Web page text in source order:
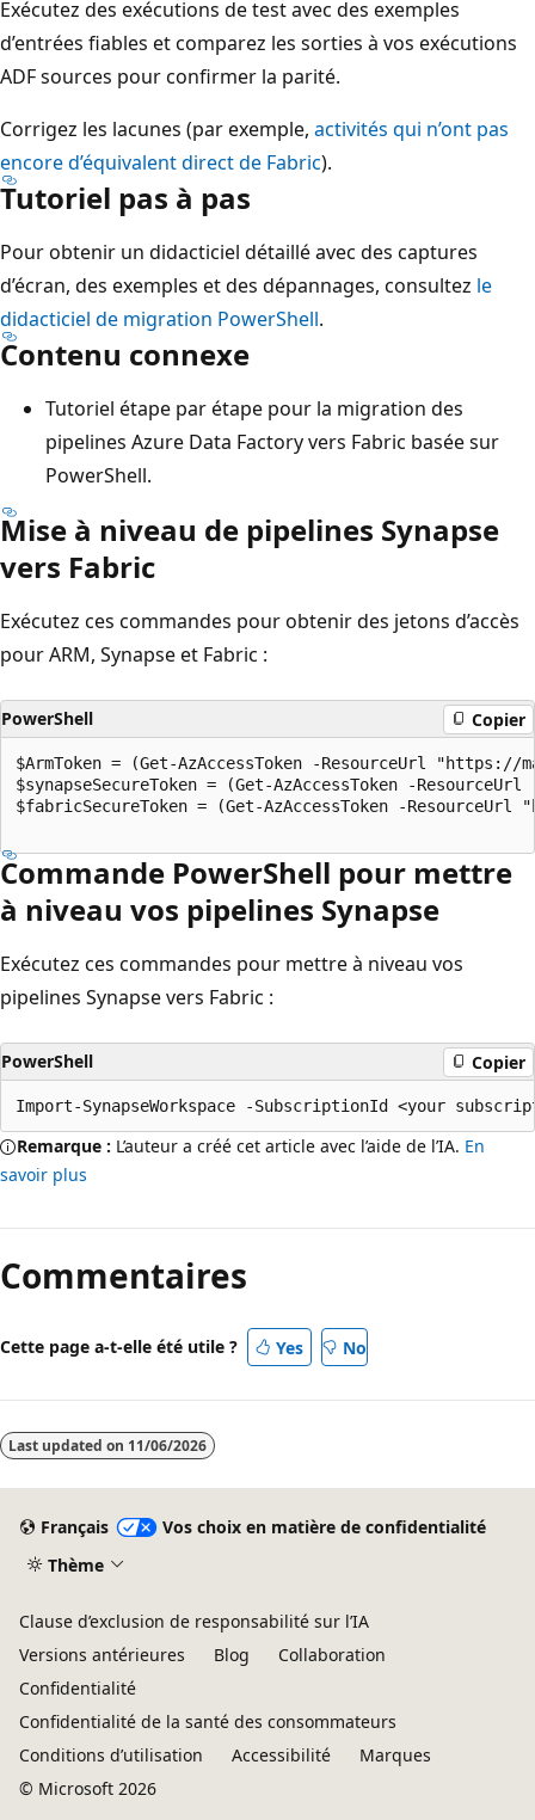
Exécutez des exécutions de test avec des exemples
d’entrées fiables et comparez les sorties à vos exécutions
ADF sources pour confirmer la parité.
Corrigez les lacunes (par exemple, activités qui n’ont pas
encore d’équivalent direct de Fabric).
Tutoriel pas à pas
Pour obtenir un didacticiel détaillé avec des captures
d’écran, des exemples et des dépannages, consultez le
didacticiel de migration PowerShell.
Contenu connexe
Tutoriel étape par étape pour la migration des
pipelines Azure Data Factory vers Fabric basée sur
PowerShell.
Mise à niveau de pipelines Synapse
vers Fabric
Exécutez ces commandes pour obtenir des jetons d’accès
pour ARM, Synapse et Fabric :
PowerShell Copier
$ArmToken = (Get-AzAccessToken -ResourceUrl "https://
$synapseSecureToken = (Get-AzAccessToken -
$fabricSecureToken = (Get-AzAccessToken -
Commande PowerShell pour mettre
à niveau vos pipelines Synapse
Exécutez ces commandes pour mettre à niveau vos
pipelines Synapse vers Fabric :
PowerShell Copier
Remarque : L’auteur a créé cet article avec l’aide de l’IA. En
savoir plus
Commentaires
Cette page a-t-elle été utile ? Yes No
Last updated on 11/06/2026
Français
Vos choix en matière de confidentialité
Thème
Clause d’exclusion de responsabilité sur l’IA
Versions antérieures
Blog
Collaboration
Confidentialité
Confidentialité de la santé des consommateurs
Conditions d’utilisation
Accessibilité
Marques
© Microsoft 2026